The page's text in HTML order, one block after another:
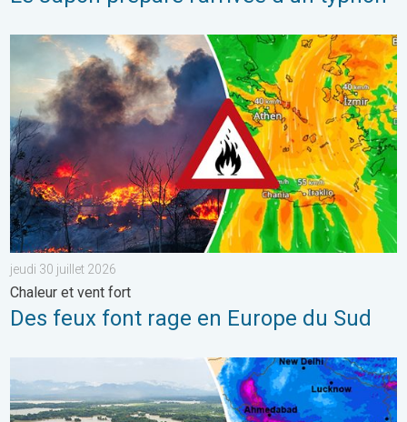
Des feux font rage en Europe du Sud. Chaleur et vent fort. . .
jeudi 30 juillet 2026
Chaleur et vent fort
Des feux font rage en Europe du Sud
L'Asie en proie à de graves inondations. Mousson